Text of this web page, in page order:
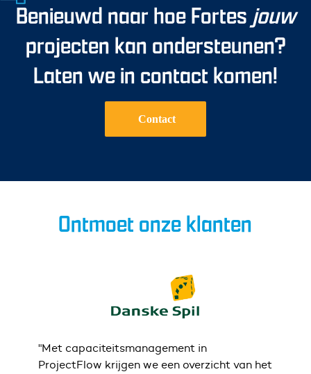
Benieuwd naar hoe Fortes jouw
projecten kan ondersteunen?
Laten we in contact komen!
Contact
Ontmoet onze klanten
"Met capaciteitsmanagement in
ProjectFlow krijgen we een overzicht van het